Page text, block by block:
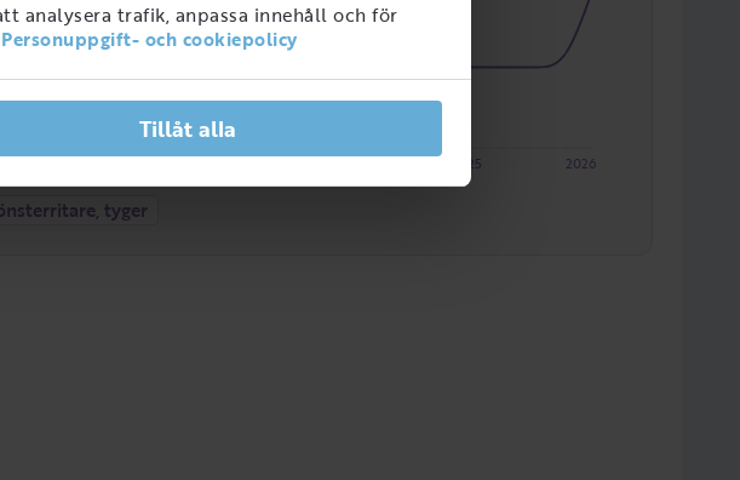
analysera trafik, anpassa innehåll och för
Personuppgift- och cookiepolicy
Tillåt alla
2026
2025
2024
2023
2022
tyger